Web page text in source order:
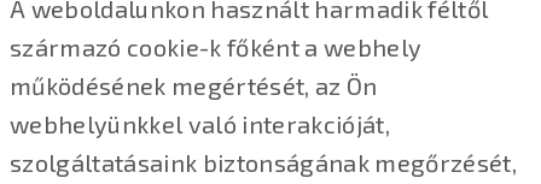
A weboldalunkon használt harmadik féltől
származó cookie-k főként a webhely
működésének megértését, az Ön
webhelyünkkel való interakcióját,
szolgáltatásaink biztonságának megőrzését,